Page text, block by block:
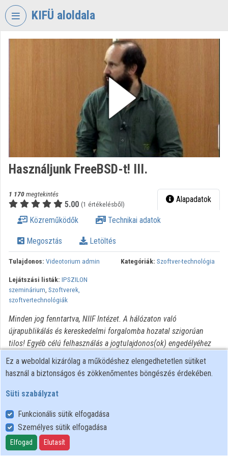
Fejléc kihagyása
KIFÜ aloldala
Intézményi kezdőlap
Intézményi felfedezés
Kategóriák
Intézményi listák
Intézmények
Közreműködők
Használjunk FreeBSD-t! III.
1 170megtekintés
5.00 (1 értékelésből) Alapadatok
Közreműködők Technikai adatok
Megosztás Letöltés
Tulajdonos: Videotorium admin Kategóriák: Szoftver-technológia
Lejátszási listák: IPSZILON
szeminárium, Szoftverek,
szoftvertechnológiák
Minden jog fenntartva, NIIF Intézet. A hálózaton való
újrapublikálás és kereskedelmi forgalomba hozatal szigorúan
tilos! Egyéb célú felhasználás a jogtulajdonos(ok) engedélyéhez
kötött.
Felhasználói szabályzat
Adatkezelési tájékoztató
Süti szabályzat
Ez a weboldal kizárólag a működéshez elengedhetetlen sütiket
használ a biztonságos és zökkenőmentes böngészés érdekében.
Süti szabályzat
Funkcionális sütik elfogadása
Személyes sütik elfogadása
Elfogad Elutasít